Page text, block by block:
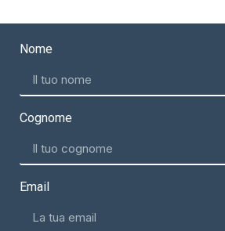
Nome
Cognome
Email